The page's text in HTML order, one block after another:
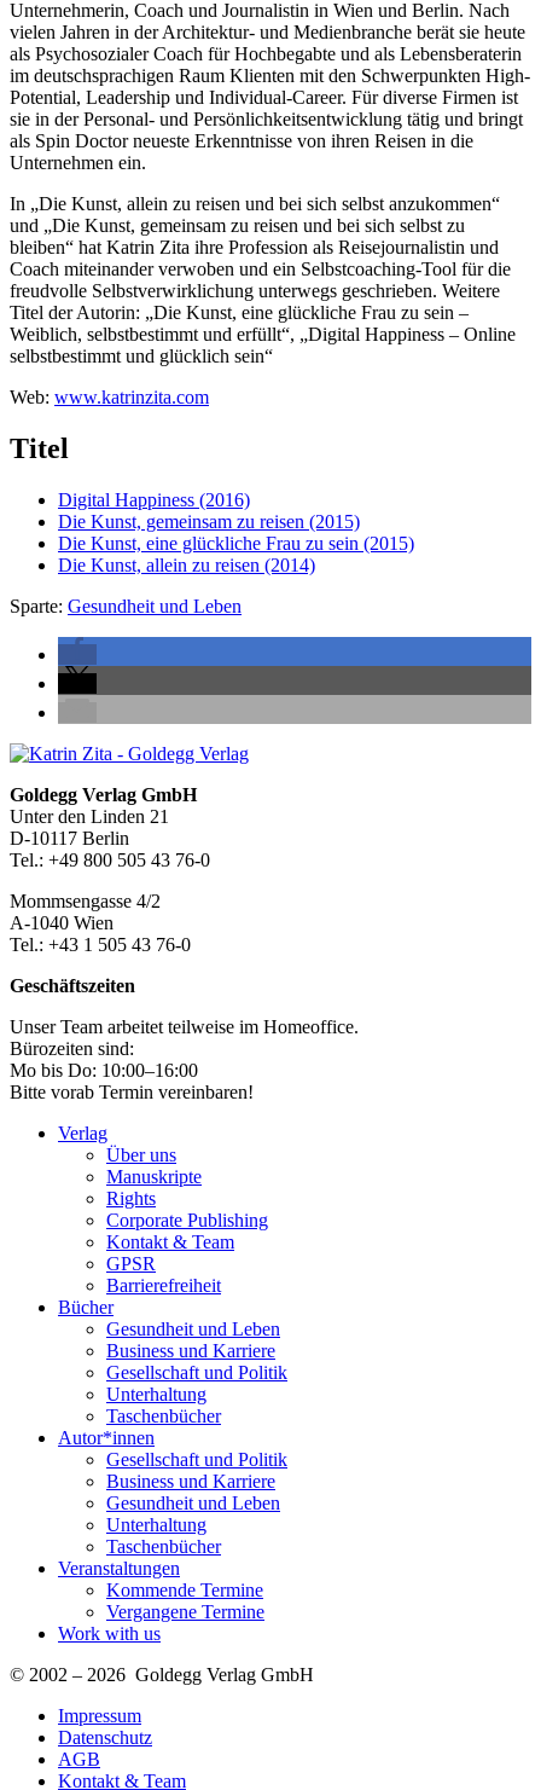
Unternehmerin, Coach und Journalistin in Wien und Berlin. Nach
vielen Jahren in der Architektur- und Medienbranche berät sie heute
als Psychosozialer Coach für Hochbegabte und als Lebensberaterin
im deutschsprachigen Raum Klienten mit den Schwerpunkten High-
Potential, Leadership und Individual-Career. Für diverse Firmen ist
sie in der Personal- und Persönlichkeitsentwicklung tätig und bringt
als Spin Doctor neueste Erkenntnisse von ihren Reisen in die
Unternehmen ein.
In „Die Kunst, allein zu reisen und bei sich selbst anzukommen“
und „Die Kunst, gemeinsam zu reisen und bei sich selbst zu
bleiben“ hat Katrin Zita ihre Profession als Reisejournalistin und
Coach miteinander verwoben und ein Selbstcoaching-Tool für die
freudvolle Selbstverwirklichung unterwegs geschrieben. Weitere
Titel der Autorin: „Die Kunst, eine glückliche Frau zu sein –
Weiblich, selbstbestimmt und erfüllt“, „Digital Happiness – Online
selbstbestimmt und glücklich sein“
Web: www.katrinzita.com
Titel
Digital Happiness (2016)
Die Kunst, gemeinsam zu reisen (2015)
Die Kunst, eine glückliche Frau zu sein (2015)
Die Kunst, allein zu reisen (2014)
Sparte: Gesundheit und Leben
Seitenleiste
Footer-
Section
Goldegg Verlag GmbH
Unter den Linden 21
D-10117 Berlin
Tel.: +49 800 505 43 76-0
Mommsengasse 4/2
A-1040 Wien
Tel.: +43 1 505 43 76-0
Geschäftszeiten
Unser Team arbeitet teilweise im Homeoffice.
Bürozeiten sind:
Mo bis Do: 10:00–16:00
Bitte vorab Termin vereinbaren!
Verlag
Über uns
Manuskripte
Rights
Corporate Publishing
Kontakt & Team
GPSR
Barrierefreiheit
Bücher
Gesundheit und Leben
Business und Karriere
Gesellschaft und Politik
Unterhaltung
Taschenbücher
Autor*innen
Gesellschaft und Politik
Business und Karriere
Gesundheit und Leben
Unterhaltung
Taschenbücher
Veranstaltungen
Kommende Termine
Vergangene Termine
Work with us
© 2002 – 2026 Goldegg Verlag GmbH
Impressum
Datenschutz
AGB
Kontakt & Team